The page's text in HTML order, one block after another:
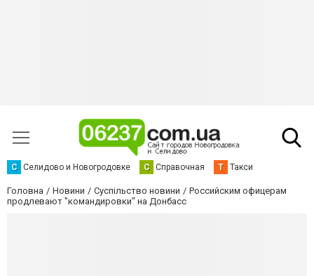
С Селидово и Новогродовке С Справочная Т Такси
Головна Новини Суспільство новини
Российским офицерам
продлевают "командировки" на Донбасс